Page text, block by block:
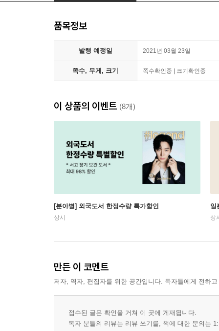
품목정보
발행 예정일 2021년 03월 23일
쪽수, 무게, 크기 쪽수확인중 | 크기확인중
이 상품의 이벤트 (8개)
[분야별] 외국도서 한정수량 특가할인
상시
일
상
만든 이 코멘트
저자, 역자, 편집자를 위한 공간입니다. 독자들에게 전하
접수된 글은 확인을 거쳐 이 곳에 게재됩니다.
독자 분들의 리뷰는 리뷰 쓰기를, 책에 대한 문의는